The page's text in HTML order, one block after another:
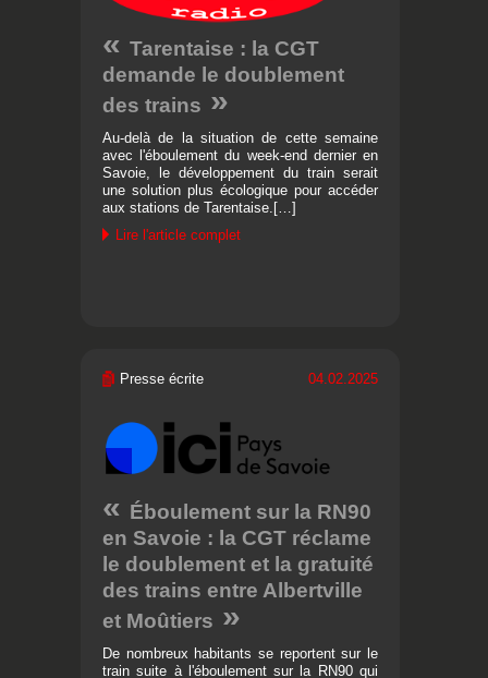
Tarentaise : la CGT
demande le doublement
des trains
Au-delà de la situation de cette semaine
avec l'éboulement du week-end dernier en
Savoie, le développement du train serait
une solution plus écologique pour accéder
aux stations de Tarentaise.[…]
Lire l'article complet
Presse écrite 04.02.2025
Éboulement sur la RN90
en Savoie : la CGT réclame
le doublement et la gratuité
des trains entre Albertville
et Moûtiers
De nombreux habitants se reportent sur le
train suite à l'éboulement sur la RN90 qui